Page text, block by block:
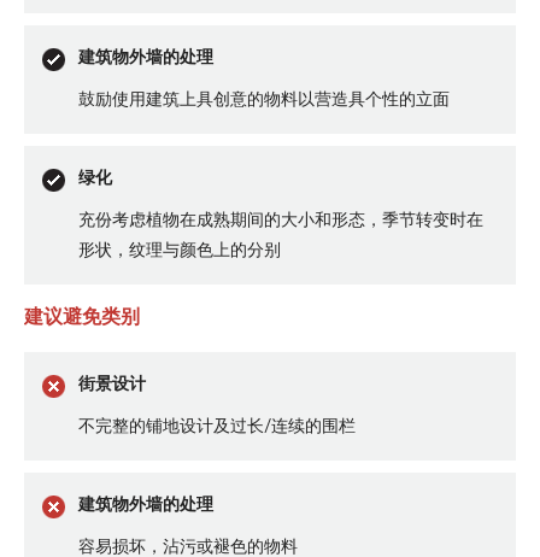
建筑物外墙的处理
鼓励使用建筑上具创意的物料以营造具个性的立面
绿化
充份考虑植物在成熟期间的大小和形态，季节转变时在
形状，纹理与颜色上的分别
建议避免类别
街景设计
不完整的铺地设计及过长/连续的围栏
建筑物外墙的处理
容易损坏，沾污或褪色的物料